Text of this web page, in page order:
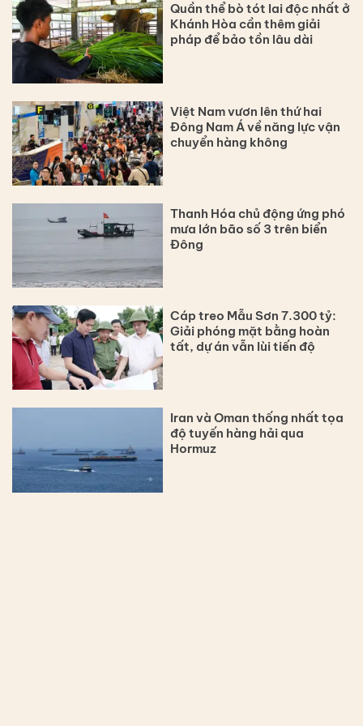
Quần thể bò tót lai độc nhất ở
Khánh Hòa cần thêm giải
pháp để bảo tồn lâu dài
Việt Nam vươn lên thứ hai
Đông Nam Á về năng lực vận
chuyển hàng không
Thanh Hóa chủ động ứng phó
mưa lớn bão số 3 trên biển
Đông
Cáp treo Mẫu Sơn 7.300 tỷ:
Giải phóng mặt bằng hoàn
tất, dự án vẫn lùi tiến độ
Iran và Oman thống nhất tọa
độ tuyến hàng hải qua
Hormuz